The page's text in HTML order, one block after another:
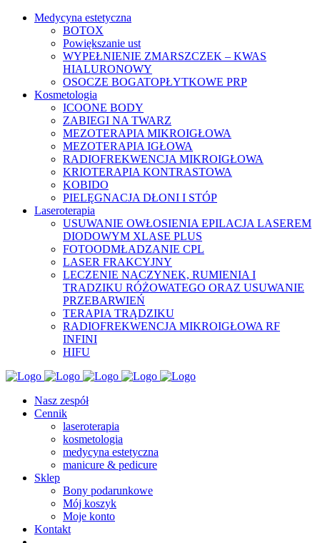
Medycyna estetyczna
BOTOX
Powiększanie ust
WYPEŁNIENIE ZMARSZCZEK – KWAS
HIALURONOWY
OSOCZE BOGATOPŁYTKOWE PRP
Kosmetologia
ICOONE BODY
ZABIEGI NA TWARZ
MEZOTERAPIA MIKROIGŁOWA
MEZOTERAPIA IGŁOWA
RADIOFREKWENCJA MIKROIGŁOWA
KRIOTERAPIA KONTRASTOWA
KOBIDO
PIELĘGNACJA DŁONI I STÓP
Laseroterapia
USUWANIE OWŁOSIENIA EPILACJA LASEREM
DIODOWYM XLASE PLUS
FOTOODMŁADZANIE CPL
LASER FRAKCYJNY
LECZENIE NACZYNEK, RUMIENIA I
TRADZIKU RÓŻOWATEGO ORAZ USUWANIE
PRZEBARWIEŃ
TERAPIA TRĄDZIKU
RADIOFREKWENCJA MIKROIGŁOWA RF
INFINI
HIFU
Nasz zespół
Cennik
laseroterapia
kosmetologia
medycyna estetyczna
manicure & pedicure
Sklep
Bony podarunkowe
Mój koszyk
Moje konto
Kontakt